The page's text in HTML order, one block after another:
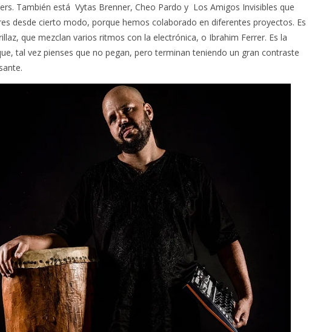
También está Vytas Brenner, Cheo Pardo y Los Amigos Invisibles que
desde cierto modo, porque hemos colaborado en diferentes proyectos. Es
que mezclan varios ritmos con la electrónica, o Ibrahim Ferrer. Es la
tal vez pienses que no pegan, pero terminan teniendo un gran contraste